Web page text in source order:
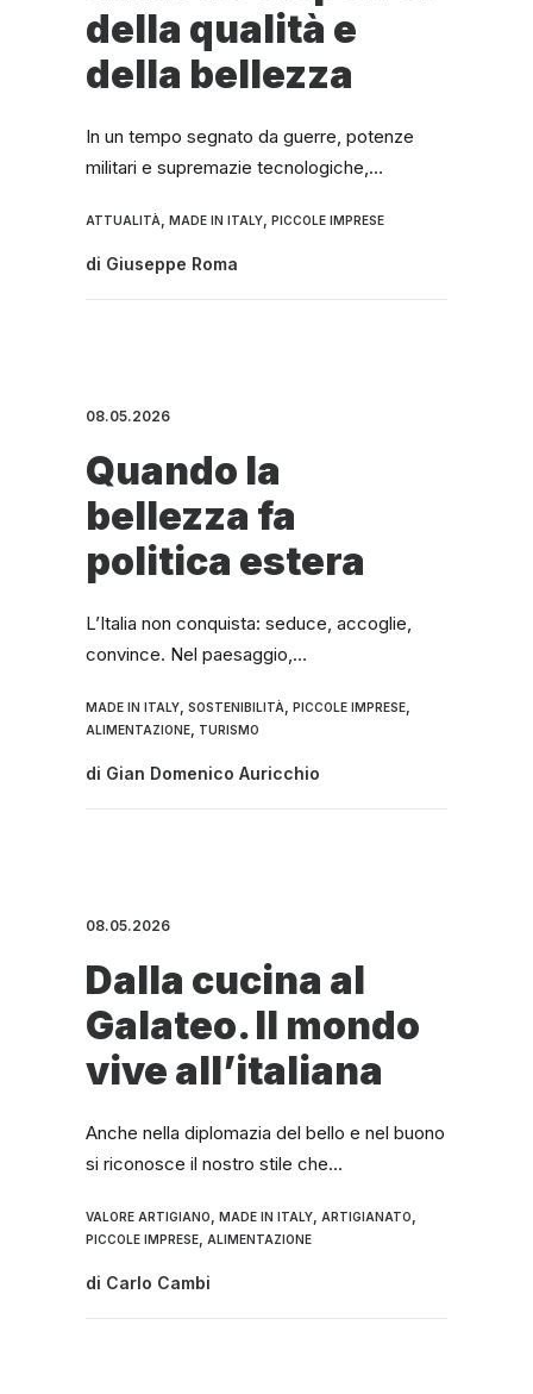
della qualità e
della bellezza
In un tempo segnato da guerre, potenze
militari e supremazie tecnologiche,…
ATTUALITÀ, MADE IN ITALY, PICCOLE IMPRESE
di Giuseppe Roma
08.05.2026
Quando la
bellezza fa
politica estera
L’Italia non conquista: seduce, accoglie,
convince. Nel paesaggio,…
MADE IN ITALY, SOSTENIBILITÀ, PICCOLE IMPRESE,
ALIMENTAZIONE, TURISMO
di Gian Domenico Auricchio
08.05.2026
Dalla cucina al
Galateo. Il mondo
vive all’italiana
Anche nella diplomazia del bello e nel buono
si riconosce il nostro stile che…
VALORE ARTIGIANO, MADE IN ITALY, ARTIGIANATO,
PICCOLE IMPRESE, ALIMENTAZIONE
di Carlo Cambi